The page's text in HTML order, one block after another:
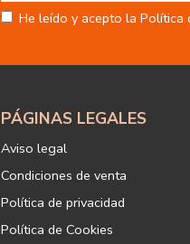
Fin del tratamiento: mantener
nuestros servicios y productos a
actividad principal de la web,
Legitimación: está basada en el
Criterios de conservación de los
suprimirán con medidas de
los datos.
Destinatarios: no se cederán a
Derechos que asisten al Usuario:
He leído y acepto la Política
PÁGINAS LEGALES
Aviso legal
Condiciones de venta
Política de privacidad
Política de Cookies